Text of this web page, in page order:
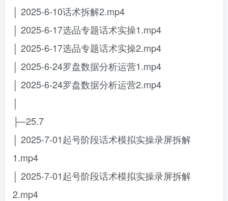
│ 2025-6-10话术拆解2.mp4
│ 2025-6-17选品专题话术实操1.mp4
│ 2025-6-17选品专题话术实操2.mp4
│ 2025-6-24罗盘数据分析运营1.mp4
│ 2025-6-24罗盘数据分析运营2.mp4
│
├─25.7
│ 2025-7-01起号阶段话术模拟实操录屏拆解
1.mp4
│ 2025-7-01起号阶段话术模拟实操录屏拆解
2.mp4